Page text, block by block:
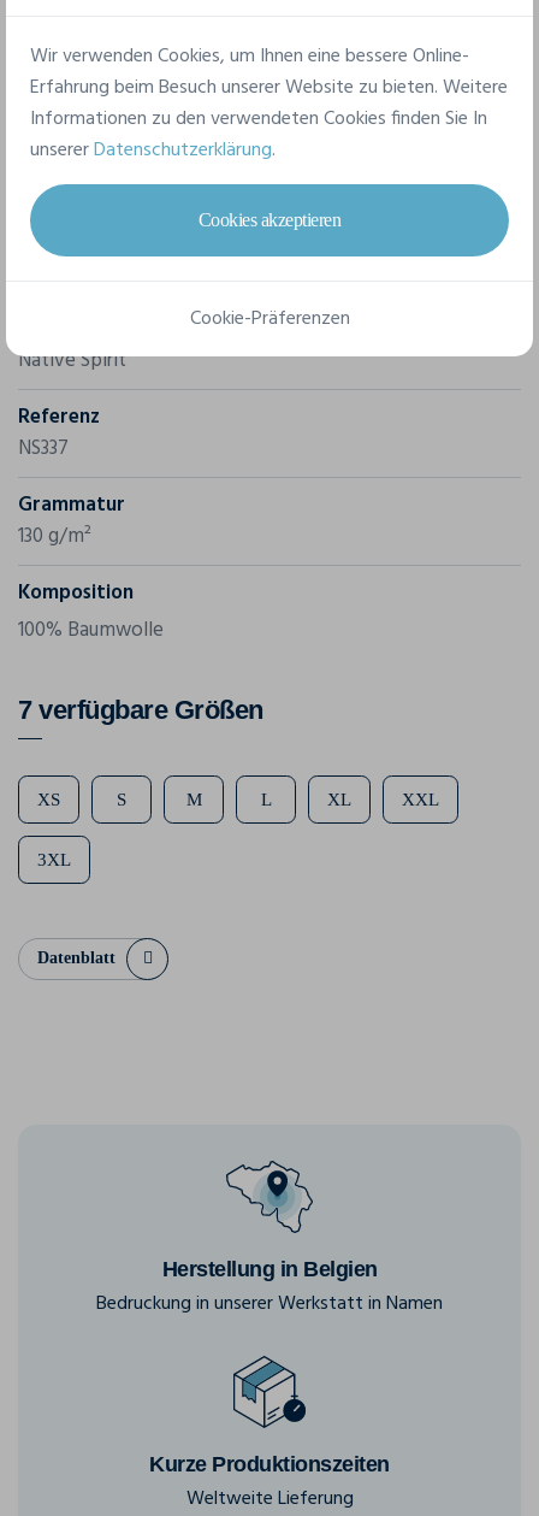
Hinblick auf Ihr Projekt.
Merkmale
Native Spirit
Referenz
NS337
Grammatur
130 g/m²
Komposition
100% Baumwolle
7 verfügbare Größen
XS S M L XL XXL
3XL
Datenblatt
Herstellung in Belgien
Bedruckung in unserer Werkstatt in Namen
Kurze Produktionszeiten
Weltweite Lieferung
Wir verwenden Cookies, um Ihnen eine bessere Online-
Erfahrung beim Besuch unserer Website zu bieten. Weitere
Informationen zu den verwendeten Cookies finden Sie In
unsererDatenschutzerklärung.
Cookies akzeptieren
Cookie-Präferenzen